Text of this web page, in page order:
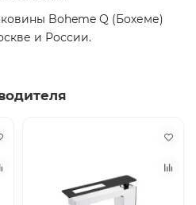
Boheme Q (Бохеме)
и России.